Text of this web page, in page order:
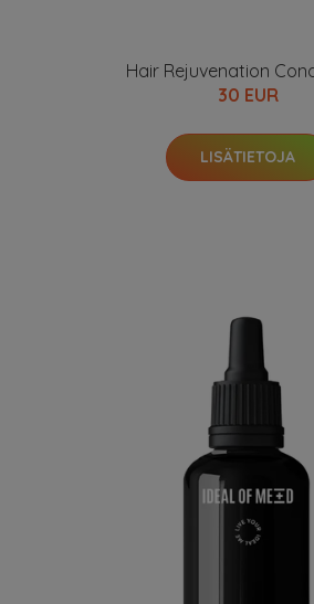
Hair Rejuvenation
30 EUR
LISÄTIETOJA